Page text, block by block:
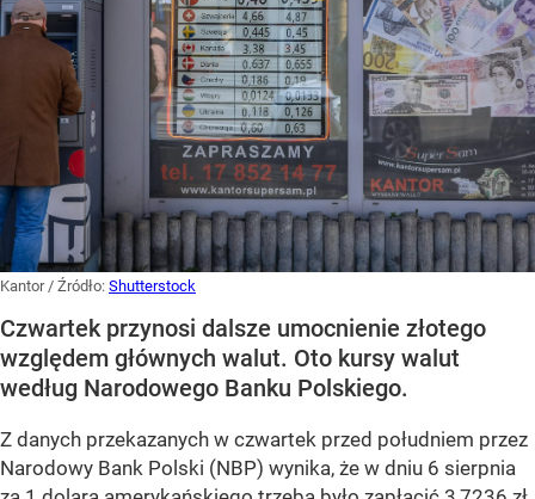
Kantor/ Źródło: Shutterstock
Czwartek przynosi dalsze umocnienie złotego
względem głównych walut. Oto kursy walut
według Narodowego Banku Polskiego.
Z danych przekazanych w czwartek przed południem przez
Narodowy Bank Polski (NBP) wynika, że w dniu 6 sierpnia